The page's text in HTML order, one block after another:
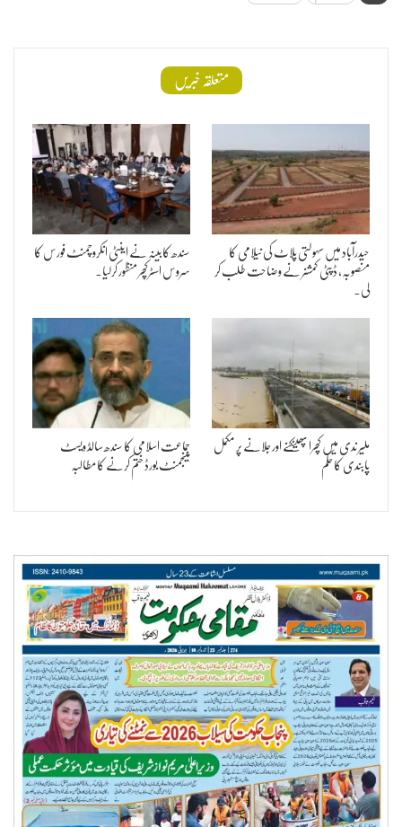
متعلقہ خبریں
حیدرآباد میں سہولتی پلاٹ کی نیلامی کا
منصوبہ، ڈپٹی کمشنر نے وضاحت طلب کر
لی۔
سندھ کابینہ نے اینٹی انکروچمنٹ فورس کا
سروس اسٹرکچر منظور کرلیا۔
ملیر ندی میں کچرا پھینکنے اور جلانے پر مکمل
پابندی کا حکم
جماعت اسلامی کا سندھ سالڈ ویسٹ
مینجمنٹ بورڈ ختم کرنے کا مطالبہ